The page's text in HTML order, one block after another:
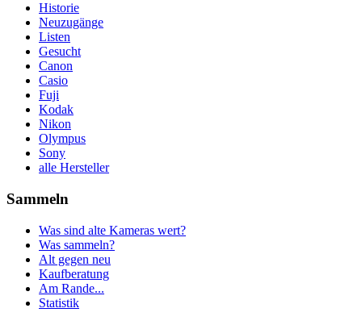
Historie
Neuzugänge
Listen
Gesucht
Canon
Casio
Fuji
Kodak
Nikon
Olympus
Sony
alle Hersteller
Sammeln
Was sind alte Kameras wert?
Was sammeln?
Alt gegen neu
Kaufberatung
Am Rande...
Statistik